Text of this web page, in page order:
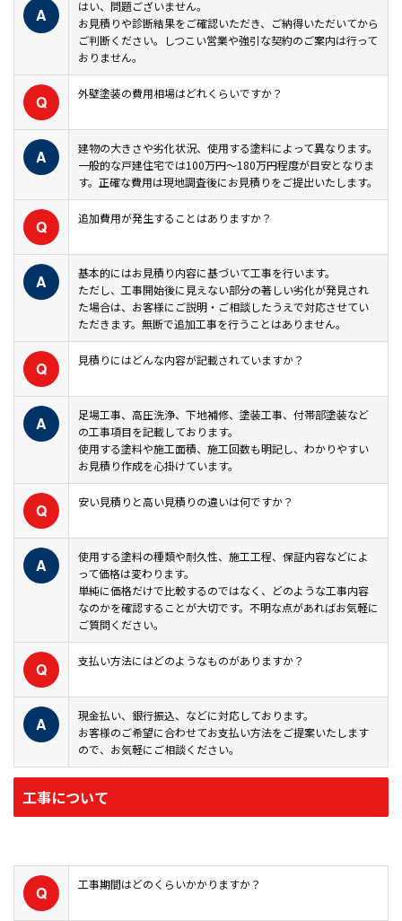
A
はい、問題ございません。
お見積りや診断結果をご確認いただき、ご納得いただいてから
ご判断ください。しつこい営業や強引な契約のご案内は行って
おりません。
Q 外壁塗装の費用相場はどれくらいですか？
A
建物の大きさや劣化状況、使用する塗料によって異なります。
一般的な戸建住宅では100万円〜180万円程度が目安となりま
す。正確な費用は現地調査後にお見積りをご提出いたします。
Q 追加費用が発生することはありますか？
A
基本的にはお見積り内容に基づいて工事を行います。
ただし、工事開始後に見えない部分の著しい劣化が発見され
た場合は、お客様にご説明・ご相談したうえで対応させてい
ただきます。無断で追加工事を行うことはありません。
Q 見積りにはどんな内容が記載されていますか？
A
足場工事、高圧洗浄、下地補修、塗装工事、付帯部塗装など
の工事項目を記載しております。
使用する塗料や施工面積、施工回数も明記し、わかりやすい
お見積り作成を心掛けています。
Q 安い見積りと高い見積りの違いは何ですか？
A
使用する塗料の種類や耐久性、施工工程、保証内容などによ
って価格は変わります。
単純に価格だけで比較するのではなく、どのような工事内容
なのかを確認することが大切です。不明な点があればお気軽に
ご質問ください。
Q 支払い方法にはどのようなものがありますか？
A
現金払い、銀行振込、などに対応しております。
お客様のご希望に合わせてお支払い方法をご提案いたします
ので、お気軽にご相談ください。
工事について
Q 工事期間はどのくらいかかりますか？